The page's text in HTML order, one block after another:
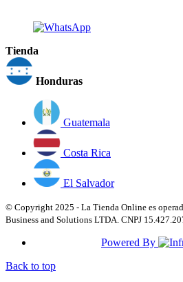
Tienda
Honduras
Guatemala
Costa Rica
El Salvador
© Copyright 2025 - La Tienda Online es
Business and Solutions LTDA. CNPJ
Powered By
Back to top